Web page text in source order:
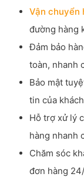
Vận chuyển
đường hàng
Đảm bảo
toàn, nhanh
Bảo mật
tin của
Hỗ trợ xử lý
hàng nhanh
Chăm sóc
đơn hàng